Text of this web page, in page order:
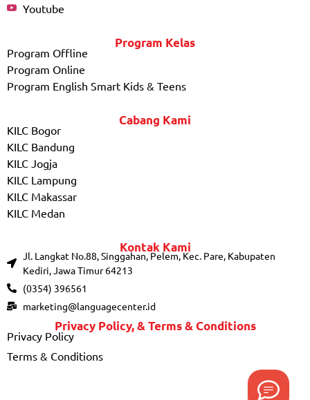
Youtube
Program Kelas
Program Offline
Program Online
Program English Smart Kids & Teens
Cabang Kami
KILC Bogor
KILC Bandung
KILC Jogja
KILC Lampung
KILC Makassar
KILC Medan
Kontak Kami
Jl. Langkat No.88, Singgahan, Pelem, Kec. Pare, Kabupaten
Kediri, Jawa Timur 64213
(0354) 396561
marketing@languagecenter.id
Privacy Policy, & Terms & Conditions
Privacy Policy
Terms & Conditions